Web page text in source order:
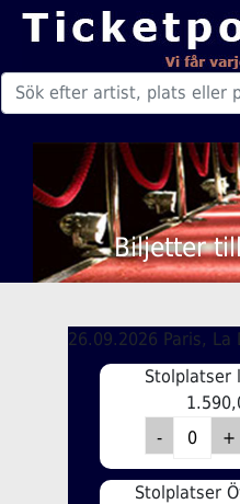
Biljetter
26.09.2026 Paris, La
Stolplatser
Stolplatser